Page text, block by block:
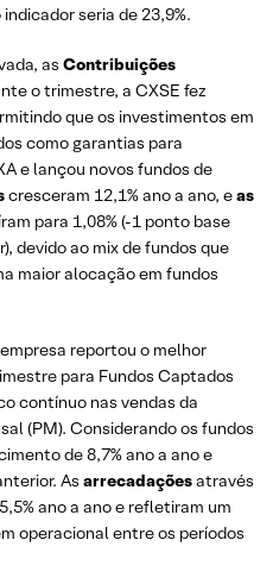
seria de 23,9%.
as Contribuições
o trimestre, a CXSE fez
que os investimentos em
como garantias para
e lançou novos fundos de
cresceram 12,1% ano a ano, eas
para 1,08% (-1 ponto base
devido ao mix de fundos que
maior alocação em fundos
reportou o melhor
para Fundos Captados
contínuo nas vendas da
(PM). Considerando os fundos
de 8,7% ano a ano e
As arrecadaçõesatravés
ano a ano e refletiram um
operacional entre os períodos